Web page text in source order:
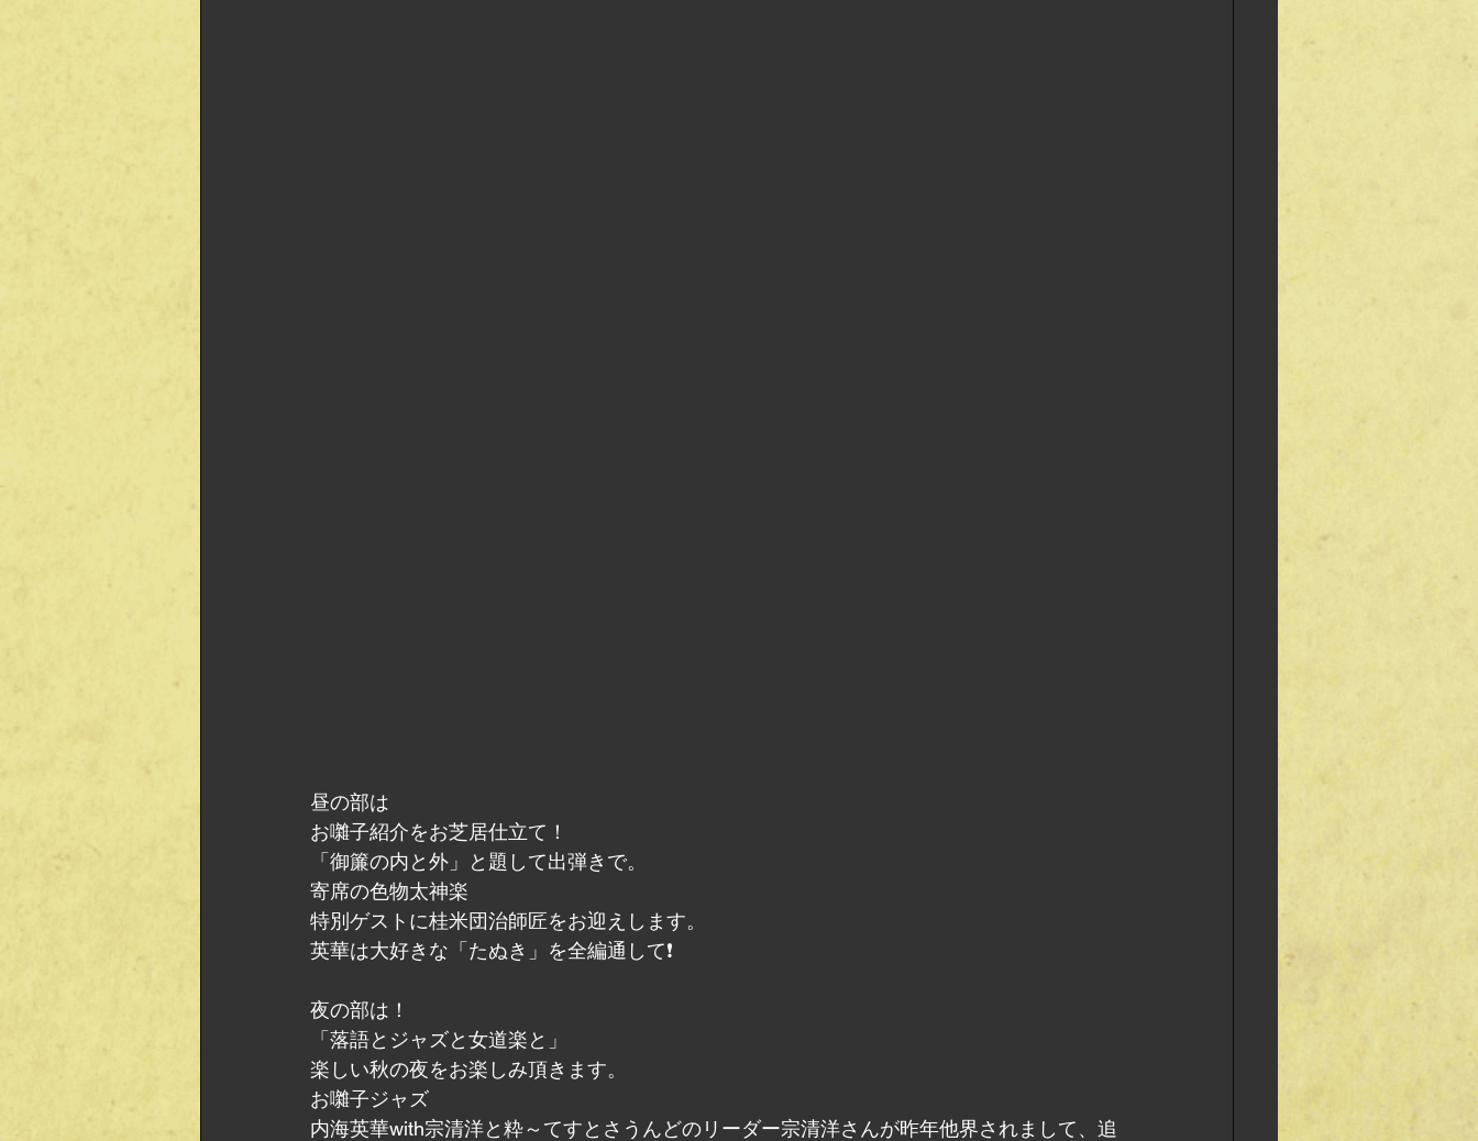
昼の部は
お囃子紹介をお芝居仕立て！
「御簾の内と外」と題して出弾きで。
寄席の色物太神楽
特別ゲストに桂米団治師匠をお迎えします。
英華は大好きな「たぬき」を全編通して❗
夜の部は！
「落語とジャズと女道楽と」
楽しい秋の夜をお楽しみ頂きます。
お囃子ジャズ
内海英華with宗清洋と粋～てすとさうんどのリーダー宗清洋さんが昨年他界されまして、追